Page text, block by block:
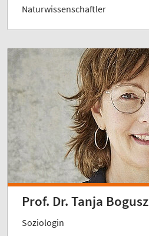
Naturwissenschaftler
Prof. Dr. Tanja Bogusz
Soziologin